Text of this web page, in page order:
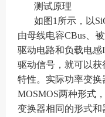
测试原理
如图1所示，以
由母线电容CBus、
驱动电路和负载电
驱动信号，就可以
特性。实际功率变换
MOSMOS两种形式
变换器相同的形式和